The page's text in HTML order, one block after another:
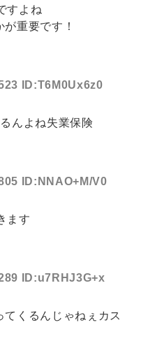
すよね
重要です！
ID:T6M0Ux6z0
んよね失業保険
ID:NNAO+M/V0
ます
ID:u7RHJ3G+x
くるんじゃねぇカス